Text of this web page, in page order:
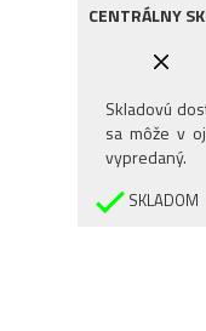
CENTRÁLNY
Skladovú
sa môže v
vypredaný.
SKLADOM